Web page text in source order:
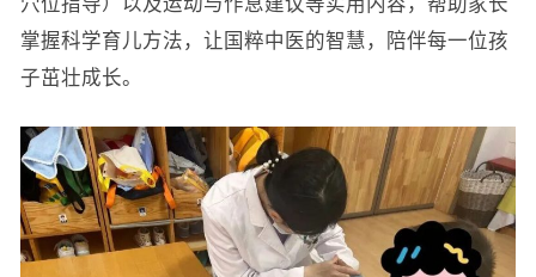
掌握科学育儿方法，让国粹中医的智慧，陪伴每一位孩
子茁壮成长。